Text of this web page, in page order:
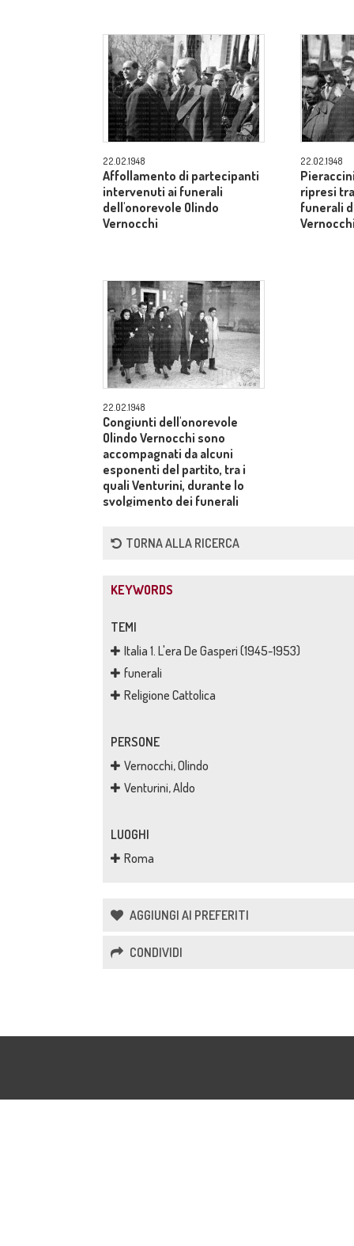
22.02.1948
Affollamento di partecipanti
intervenuti ai funerali
dell'onorevole Olindo
Vernocchi
22.02.1948
ripresi
funerali
22.02.1948
Congiunti dell'onorevole
Olindo Vernocchi sono
accompagnati da alcuni
esponenti del partito, tra i
quali Venturini, durante lo
svolgimento dei funerali
TORNA ALLA RICERCA
KEYWORDS
TEMI
Italia 1. L'era De Gasperi (1945-1953)
funerali
Religione Cattolica
PERSONE
Vernocchi, Olindo
Venturini, Aldo
LUOGHI
Roma
AGGIUNGI AI PREFERITI
CONDIVIDI